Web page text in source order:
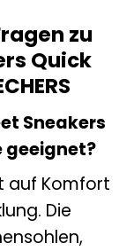
zu
Quick
Sneakers
geeignet?
auf Komfort
Die